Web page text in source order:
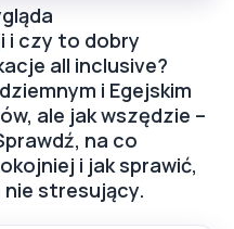
i czy to dobry
all inclusive?
i Egejskim
ale jak wszędzie –
na co
i jak sprawić,
nie stresujący.